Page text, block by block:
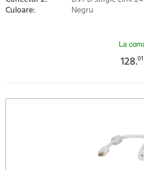
Culoare: Negru
La
128.01